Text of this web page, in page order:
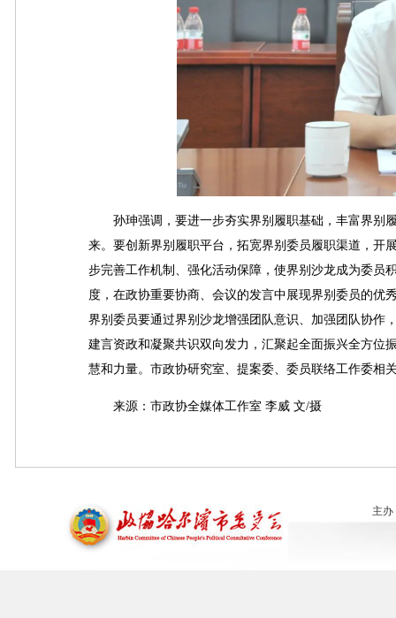
孙珅强调，要进一步夯实界别履职基础，丰富界别
来。要创新界别履职平台，拓宽界别委员履职渠道，开
步完善工作机制、强化活动保障，使界别沙龙成为委员
度，在政协重要协商、会议的发言中展现界别委员的优
界别委员要通过界别沙龙增强团队意识、加强团队协作
建言资政和凝聚共识双向发力，汇聚起全面振兴全方位
慧和力量。市政协研究室、提案委、委员联络工作委相
来源：市政协全媒体工作室 李威 文/摄
主